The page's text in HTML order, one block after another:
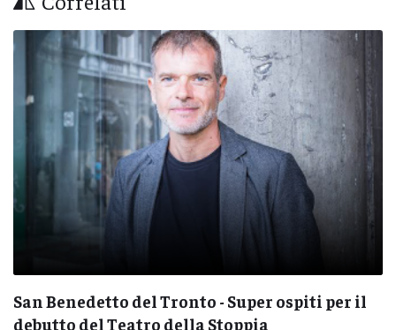
San Benedetto del Tronto - Super ospiti per il
debutto del Teatro della Stoppia